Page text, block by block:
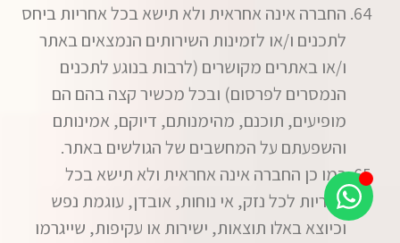
החברה אינה אחראית ולא תישא בכל אחריות ביחס
לתכנים ו/או לזמינות השירותים הנמצאים באתר
ו/או באתרים מקושרים (לרבות בנוגע לתכנים
הנמסרים לפרסום) ובכל מכשיר קצה בהם הם
מופיעים, תוכנם, מהימנותם, דיוקם, אמינותם
והשפעתם על המחשבים של הגולשים באתר.
כמו כן החברה אינה אחראית ולא תישא בכל
אחריות לכל נזק, אי נוחות, אובדן, עוגמת נפש
וכיוצא באלו תוצאות, ישירות או עקיפות, שייגרמו